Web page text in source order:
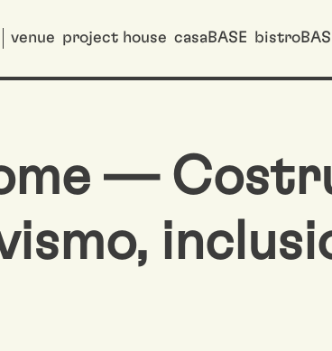
venue project house casaBASE
—